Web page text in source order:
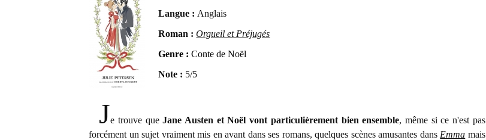
Langue : Anglais
Roman :Orgueil et Préjugés
Genre : Conte de Noël
Note : 5/5
Je trouve queJane Austen et Noël vont particulièrement bien ensemble, même si ce n'est pas
forcément un sujet vraiment mis en avant dans ses romans, quelques scènes amusantes dans Emma mais